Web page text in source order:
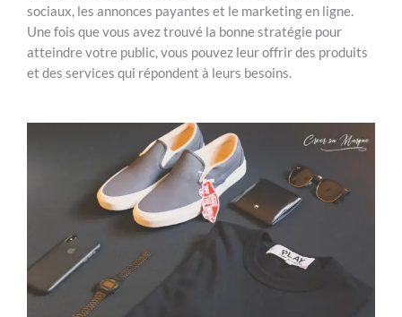
sociaux, les annonces payantes et le marketing en ligne.
Une fois que vous avez trouvé la bonne stratégie pour
atteindre votre public, vous pouvez leur offrir des produits
et des services qui répondent à leurs besoins.